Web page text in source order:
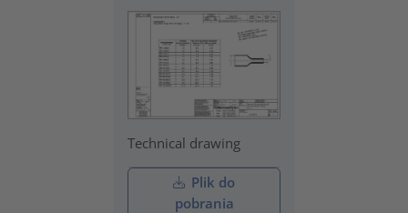
Technical drawing
Plik do
pobrania